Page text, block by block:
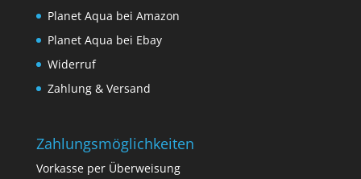
Planet Aqua bei Amazon
Planet Aqua bei Ebay
Widerruf
Zahlung & Versand
Zahlungsmöglichkeiten
Vorkasse per Überweisung